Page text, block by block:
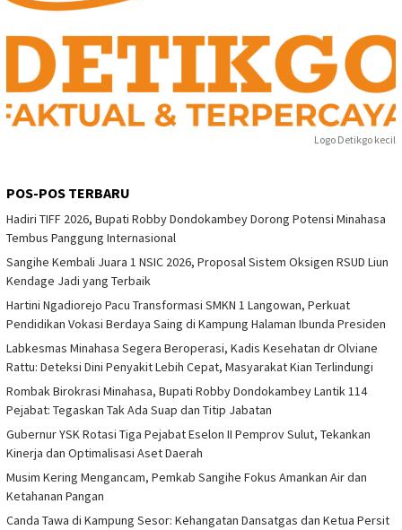
Logo Detikgo kecil
POS-POS TERBARU
Hadiri TIFF 2026, Bupati Robby Dondokambey Dorong Potensi Minahasa
Tembus Panggung Internasional
Sangihe Kembali Juara 1 NSIC 2026, Proposal Sistem Oksigen RSUD Liun
Kendage Jadi yang Terbaik
Hartini Ngadiorejo Pacu Transformasi SMKN 1 Langowan, Perkuat
Pendidikan Vokasi Berdaya Saing di Kampung Halaman Ibunda Presiden
Labkesmas Minahasa Segera Beroperasi, Kadis Kesehatan dr Olviane
Rattu: Deteksi Dini Penyakit Lebih Cepat, Masyarakat Kian Terlindungi
Rombak Birokrasi Minahasa, Bupati Robby Dondokambey Lantik 114
Pejabat: Tegaskan Tak Ada Suap dan Titip Jabatan
Gubernur YSK Rotasi Tiga Pejabat Eselon II Pemprov Sulut, Tekankan
Kinerja dan Optimalisasi Aset Daerah
Musim Kering Mengancam, Pemkab Sangihe Fokus Amankan Air dan
Ketahanan Pangan
Canda Tawa di Kampung Sesor: Kehangatan Dansatgas dan Ketua Persit